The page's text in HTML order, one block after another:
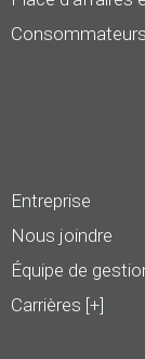
Consommateurs
Entreprise
Nous joindre
Équipe de
Carrières [+]